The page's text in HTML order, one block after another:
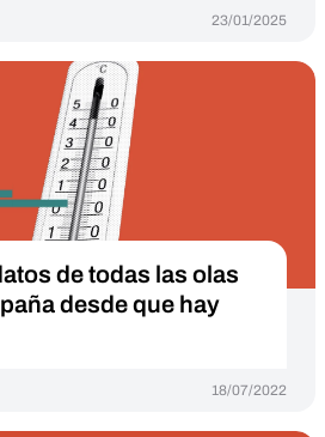
23/01/2025
de todas las olas
desde que hay
18/07/2022